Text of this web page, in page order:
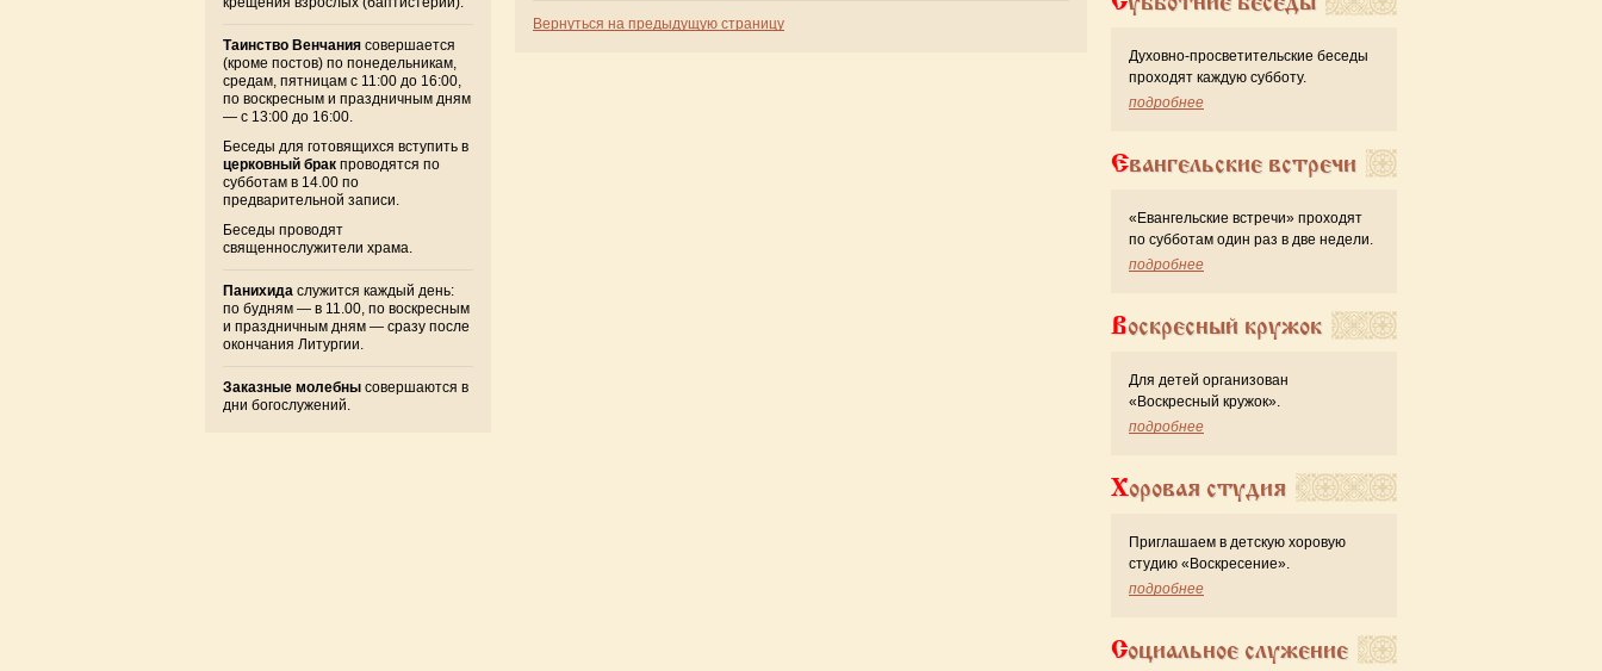
Вернуться на предыдущую страницу
Таинство Венчания совершается
(кроме постов) по понедельникам,
средам, пятницам с 11:00 до 16:00,
по воскресным и праздничным дням
— с 13:00 до 16:00.
Беседы для готовящихся вступить в
церковный брак проводятся по
субботам в 14.00 по
предварительной записи.
Беседы проводят
священнослужители храма.
Панихида служится каждый день:
по будням — в 11.00, по воскресным
и праздничным дням — сразу после
окончания Литургии.
Заказные молебны совершаются в
дни богослужений.
Духовно-просветительские беседы
проходят каждую субботу.
подробнее
Евангельские встречи
«Евангельские встречи» проходят
по субботам один раз в две недели.
подробнее
Воскресный кружок
Для детей организован
«Воскресный кружок».
подробнее
Хоровая студия
Приглашаем в детскую хоровую
студию «Воскресение».
подробнее
Социальное служение